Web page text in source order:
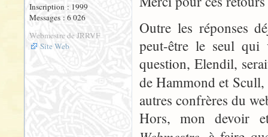
Inscription : 1999
Messages : 6 026
Webmestre de JRRVF
Site Web
Outre les réponses
peut-être le seul
question, Elendil,
de Hammond et
autres confrères du
Hors, mon devoir